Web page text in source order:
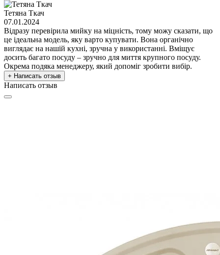
Тетяна Ткач
07.01.2024
Відразу перевірила мийку на міцність, тому можу сказати, що
це ідеальна модель, яку варто купувати. Вона органічно
виглядає на нашій кухні, зручна у використанні. Вміщує
досить багато посуду – зручно для миття крупного посуду.
Окрема подяка менеджеру, який допоміг зробити вибір.
+ Написать отзыв
Написать отзыв